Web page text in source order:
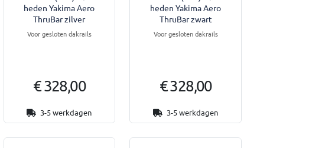
heden Yakima Aero
ThruBar zilver
Voor gesloten dakrails
€ 328,00
3-5 werkdagen
heden Yakima Aero
ThruBar zwart
Voor gesloten dakrails
€ 328,00
3-5 werkdagen